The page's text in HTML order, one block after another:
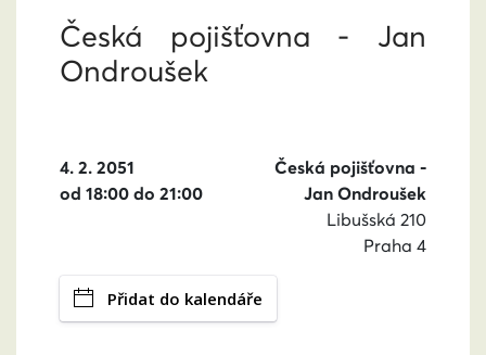
Česká pojišťovna - Jan
Ondroušek
4. 2. 2051
od 18:00 do 21:00
Česká pojišťovna -
Jan Ondroušek
Libušská 210
Praha 4
Přidat do kalendáře